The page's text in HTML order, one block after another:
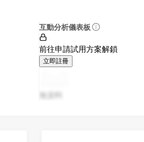
互動分析儀表板
前往申請試用方案解鎖
立即註冊
無資料